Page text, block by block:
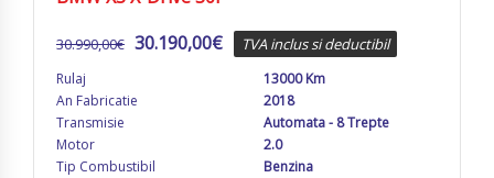
30.990,00€ 30.190,00€ TVA inclus si deductibil
Rulaj
13000 Km
An Fabricatie
2018
Transmisie
Automata - 8 Trepte
Motor
2.0
Tip Combustibil
Benzina